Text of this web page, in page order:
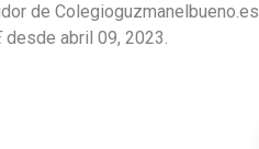
de Colegioguzmanelbueno.es
desde abril 09, 2023.